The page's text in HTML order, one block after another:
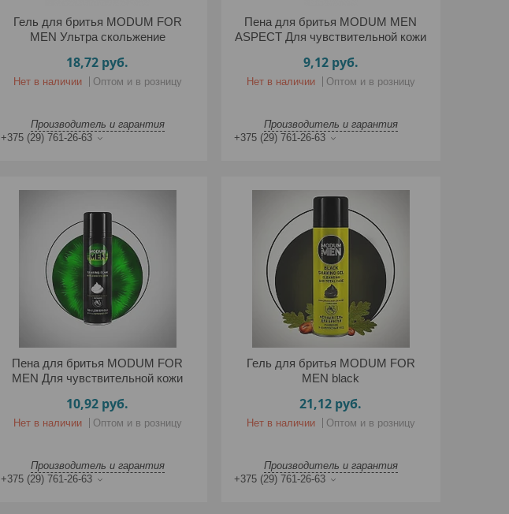
Гель для бритья MODUM FOR
MEN Ультра скольжение
18,72 руб.
Нет в наличии Оптом и в розницу
Производитель и гарантия
+375 (29) 761-26-63
Пена для бритья MODUM MEN
ASPECT Для чувствительной кожи
9,12 руб.
Нет в наличии Оптом и в розницу
Производитель и гарантия
+375 (29) 761-26-63
Пена для бритья MODUM FOR
MEN Для чувствительной кожи
10,92 руб.
Нет в наличии Оптом и в розницу
Производитель и гарантия
+375 (29) 761-26-63
Гель для бритья MODUM FOR
MEN black
21,12 руб.
Нет в наличии Оптом и в розницу
Производитель и гарантия
+375 (29) 761-26-63